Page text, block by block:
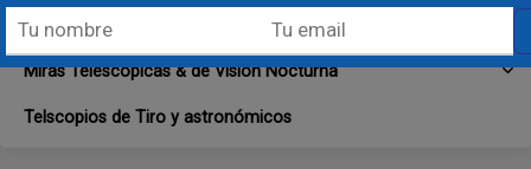
Miras Mecánicas - Acero, Fibra Óptica, Tritium
Miras Telescópicas & de Visión Nocturna
Telscopios de Tiro y astronómicos